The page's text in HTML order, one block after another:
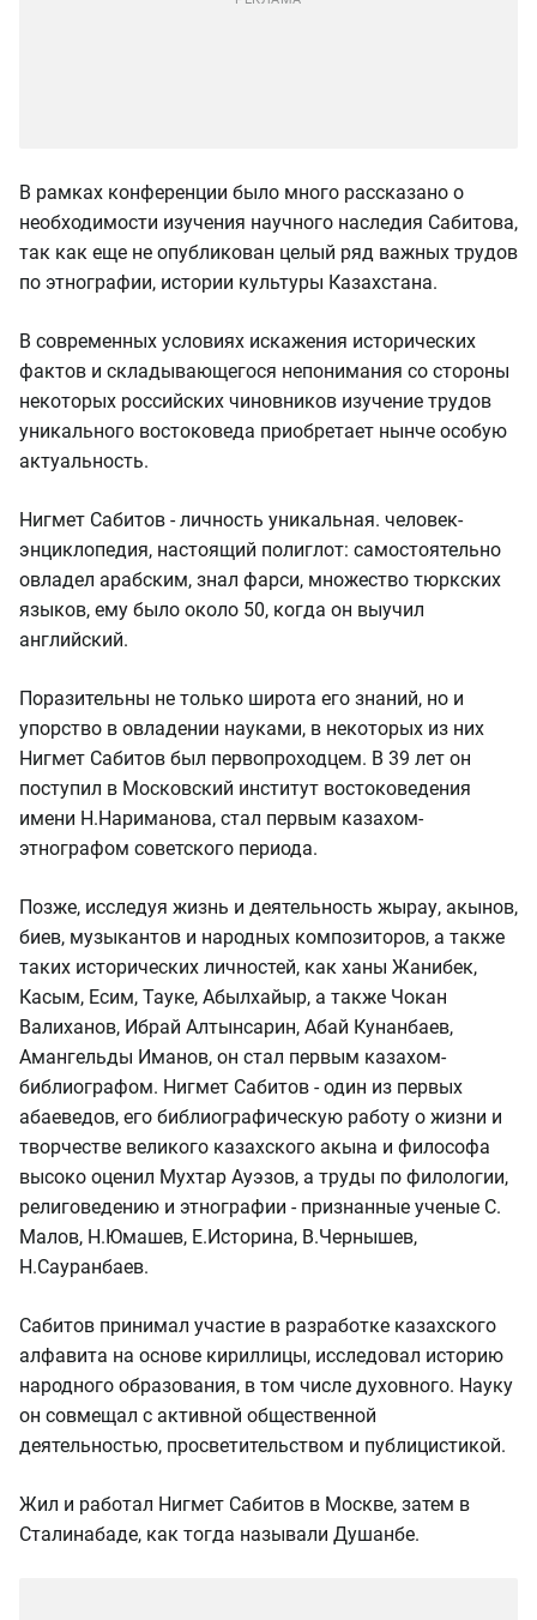
В рамках конференции было много рассказано о
необходимости изучения научного наследия Сабитова,
так как еще не опубликован целый ряд важных трудов
по этнографии, истории культуры Казахстана.
В современных условиях искажения исторических
фактов и складывающегося непонимания со стороны
некоторых российских чиновников изучение трудов
уникального востоковеда приобретает нынче особую
актуальность.
Нигмет Сабитов - личность уникальная. человек-
энциклопедия, настоящий полиглот: самостоятельно
овладел арабским, знал фарси, множество тюркских
языков, ему было около 50, когда он выучил
английский.
Поразительны не только широта его знаний, но и
упорство в овладении науками, в некоторых из них
Нигмет Сабитов был первопроходцем. В 39 лет он
поступил в Московский институт востоковедения
имени Н.Нариманова, стал первым казахом-
этнографом советского периода.
Позже, исследуя жизнь и деятельность жырау, акынов,
биев, музыкантов и народных композиторов, а также
таких исторических личностей, как ханы Жанибек,
Касым, Есим, Тауке, Абылхайыр, а также Чокан
Валиханов, Ибрай Алтынсарин, Абай Кунанбаев,
Амангельды Иманов, он стал первым казахом-
библиографом. Нигмет Сабитов - один из первых
абаеведов, его библиографическую работу о жизни и
творчестве великого казахского акына и философа
высоко оценил Мухтар Ауэзов, а труды по филологии,
религоведению и этнографии - признанные ученые С.
Малов, Н.Юмашев, Е.Историна, В.Чернышев,
Н.Сауранбаев.
Сабитов принимал участие в разработке казахского
алфавита на основе кириллицы, исследовал историю
народного образования, в том числе духовного. Науку
он совмещал с активной общественной
деятельностью, просветительством и публицистикой.
Жил и работал Нигмет Сабитов в Москве, затем в
Сталинабаде, как тогда называли Душанбе.